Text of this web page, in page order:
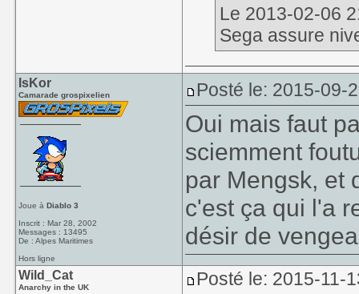
Le 2013-02-06
Sega assure
IsKor
Camarade grospixelien
Joue àDiablo 3
Inscrit : Mar 28, 2002
Messages : 13495
De : Alpes Maritimes
Hors ligne
Posté le: 2015-09-
Oui mais faut
sciemment
par Mengsk, et
c'est ça qui l'a
désir de
Wild_Cat
Anarchy in the UK Posté le: 2015-11-